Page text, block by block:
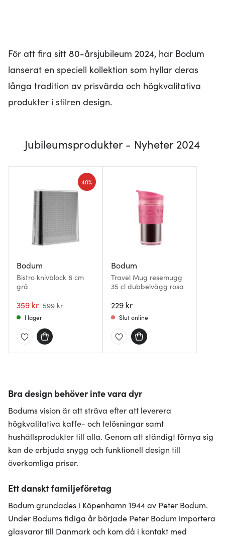
För att fira sitt 80-årsjubileum 2024, har Bodum
lanserat en speciell kollektion som hyllar deras
långa tradition av prisvärda och högkvalitativa
produkter i stilren design.
Jubileumsprodukter - Nyheter 2024
Bodum
Bistro knivblock 6 cm
grå
359 kr 599 kr
40%
I lager
Bodum
Travel Mug resemugg
35 cl dubbelvägg rosa
229 kr
Slut online
Bra design behöver inte vara dyr
Bodums vision är att sträva efter att leverera
högkvalitativa kaffe- och telösningar samt
hushållsprodukter till alla. Genom att ständigt förnya sig
kan de erbjuda snygg och funktionell design till
överkomliga priser.
Ett danskt familjeföretag
Bodum grundades i Köpenhamn 1944 av Peter Bodum.
Under Bodums tidiga år började Peter Bodum importera
glasvaror till Danmark och kom då i kontakt med